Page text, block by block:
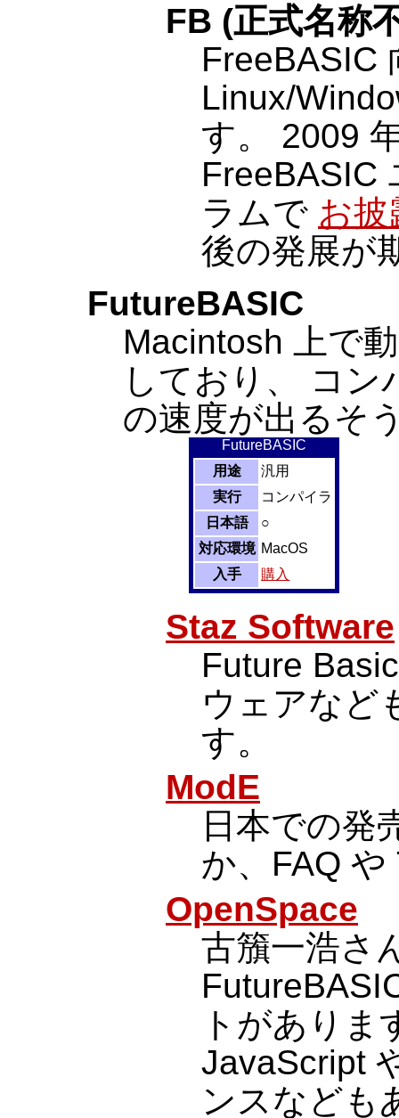
FB (正式名称
FreeBASIC
Linux/
す。 2009
FreeBASIC
ラムで お
後の発展が
FutureBASIC
Macintosh 上で
しており、 コ
の速度が出るそ
FutureBASIC
用途
汎用
実行
コンパイラ
日本語
○
対応環境 MacOS
入手
購入
Staz Software
Future
ウェアなど
す。
ModE
日本での発
か、FAQ や
OpenSpace
古籏一浩さ
トがありま
JavaScript
ンスなども